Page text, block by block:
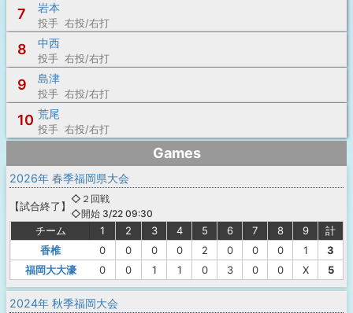
7 岩本
投手 右投/右打
8 中西
投手 右投/右打
9 島津
投手 右投/右打
10 荒尾
投手 右投/右打
Games
2026年 春季福岡県大会
【試合終了 】
◇２回戦
◇開始 3/22 09:30
チーム 1 2 3 4 5 6 7 8 9
計
香椎
0 0 0 0 2 0 0 0 1
3
福岡大大濠
0 0 1 1 0 3 0 0 X 5
2024年 秋季福岡大会